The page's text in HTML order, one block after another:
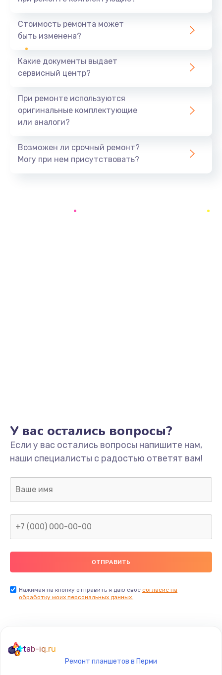
1100 руб.
Ремонт разъема питания
Ремонт Wi-Fi модуля
Заказать
Ремонт микросхемы питания
1100 руб.
Заказать
Ремонт SIM-карты
550 руб.
Заказать
Замена NFC модуля
Стоимость ремонта может
быть изменена?
Какие документы выдает
сервисный центр?
При ремонте используются
оригинальные комплектующие
или аналоги?
Возможен ли срочный ремонт?
Могу при нем присутствовать?
У вас остались вопросы?
Если у вас остались вопросы напишите нам,
наши специалисты с радостью ответят вам!
Нажимая на кнопку отправить я даю свое согласие на
обработку моих персональных данных.
tab-iq.ru
Ремонт планшетов в Перми